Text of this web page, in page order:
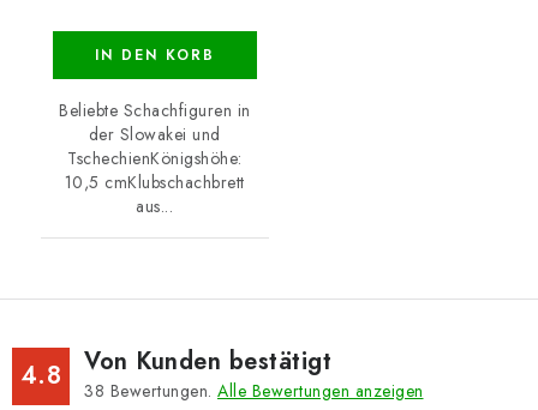
IN DEN KORB
Beliebte Schachfiguren in
der Slowakei und
TschechienKönigshöhe:
10,5 cmKlubschachbrett
aus...
4.8 Von Kunden bestätigt
38 Bewertungen. Alle Bewertungen anzeigen